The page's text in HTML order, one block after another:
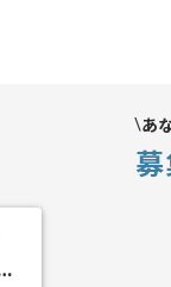
あ